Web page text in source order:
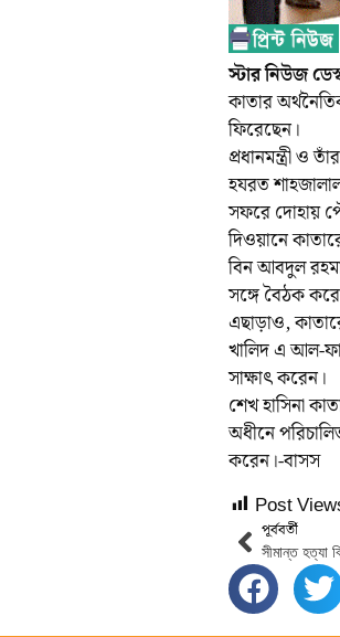
স্টার নিউজ
কাতার
ফিরেছেন।
প্রধানমন্ত্রী ও
হযরত
সফরে দোহায়
দিওয়ানে
বিন আবদুল
সঙ্গে বৈঠক
এছাড়াও,
খালিদ এ আল-
সাক্ষাৎ করেন।
শেখ হাসিনা
অধীনে
করেন।-বাসস
Post
পূর্ববর্তী
সীমান্ত হত্যা